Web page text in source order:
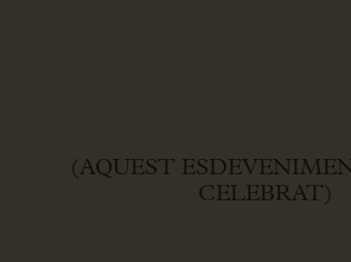
(AQUEST
CELEBRAT)